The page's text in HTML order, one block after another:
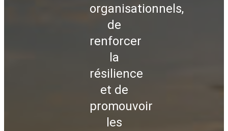
organisationnels,
de
renforcer
la
résilience
et de
promouvoir
les